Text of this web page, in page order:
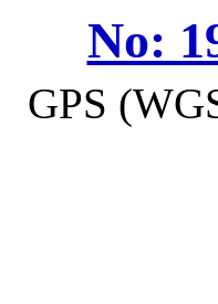
No:
GPS